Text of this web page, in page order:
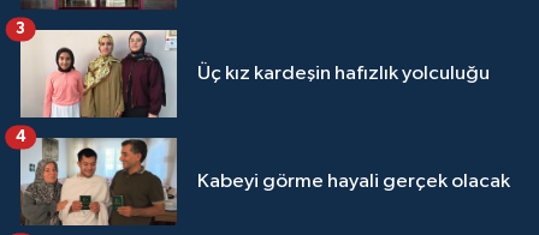
Üç kız kardeşin hafızlık yolculuğu
3
Kabeyi görme hayali gerçek olacak
4